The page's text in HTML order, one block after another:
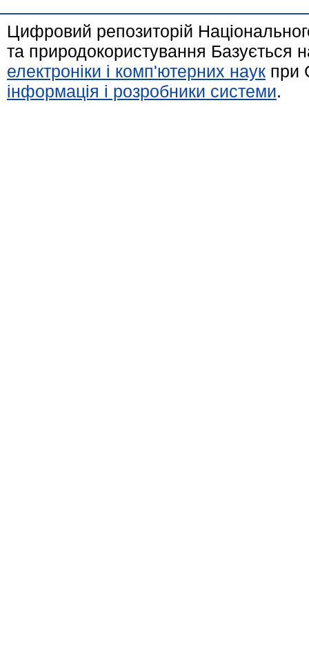
Цифровий репозиторій
та природокористування Базується
електроніки і комп'ютерних наук при
інформація і розробники системи.